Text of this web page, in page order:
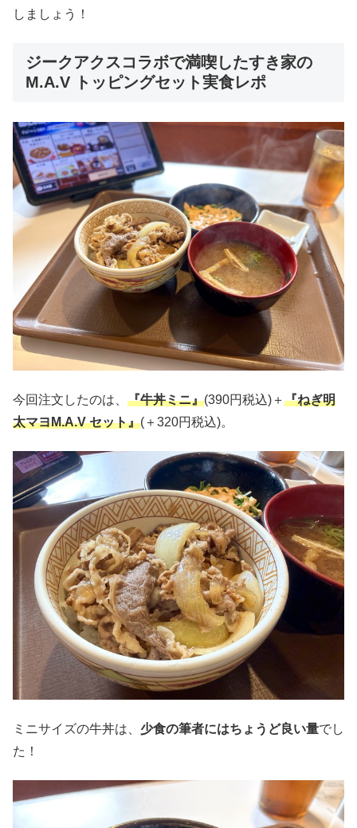
しましょう！
ジークアクスコラボで満喫したすき家の
M.A.V トッピングセット実食レポ
今回注文したのは、 『牛丼ミニ』(390円税込)＋『ねぎ明
太マヨM.A.V セット』(＋320円税込)。
ミニサイズの牛丼は、 少食の筆者にはちょうど良い量でし
た！